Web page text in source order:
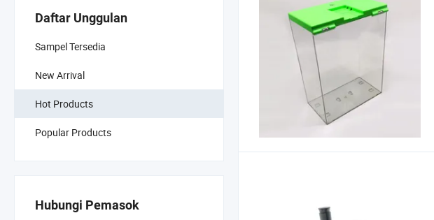
Daftar Unggulan
Sampel Tersedia
New Arrival
Hot Products
Popular Products
Hubungi Pemasok